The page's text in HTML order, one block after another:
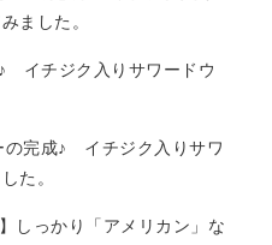
ました。
イチジク入りサワードウ
の完成♪ イチジク入りサワ
た。
】しっかり「アメリカン」な